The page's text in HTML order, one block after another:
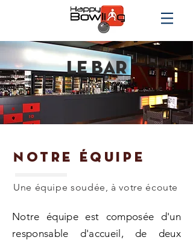
le bar
Notre équipe
Une équipe soudée, à votre écoute
Notre équipe est composée d'un
responsable d'accueil, de deux